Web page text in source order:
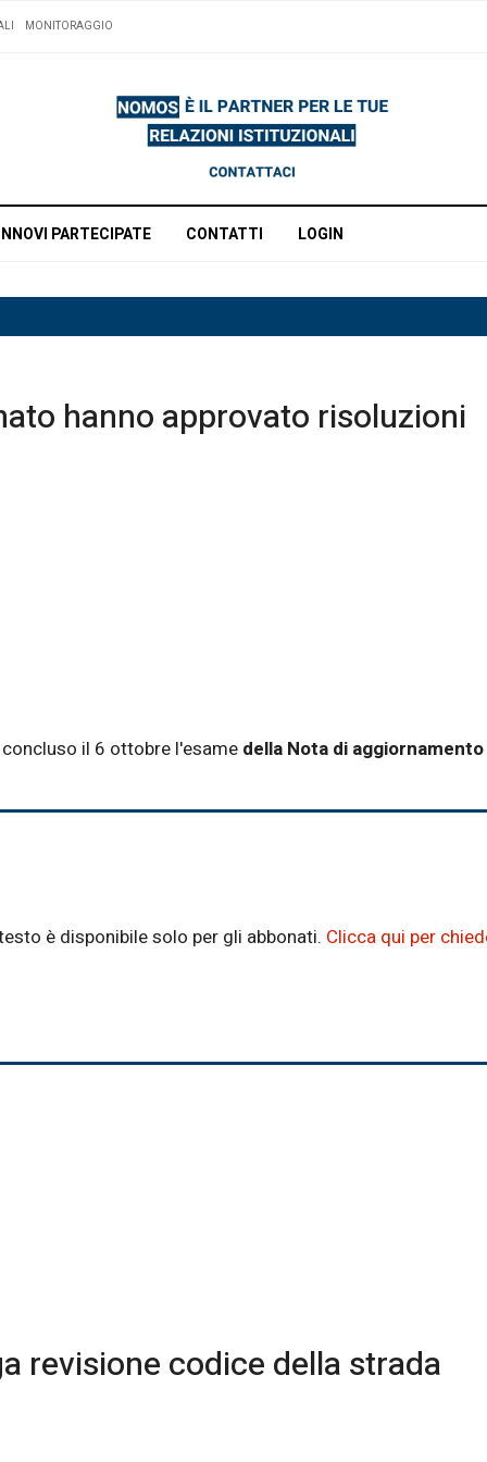
MONITORAGGIO
PARTECIPATE CONTATTI LOGIN
hanno approvato risoluzioni
il 6 ottobre l'esame della Nota di
è disponibile solo per gli abbonati. Clicca qui per
revisione codice della strada